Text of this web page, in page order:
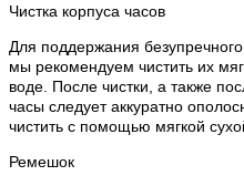
Чистка корпуса часов
Для поддержания
мы рекомендуем чистить их
воде. После чистки, а также
часы следует аккуратно
чистить с помощью мягкой
Ремешок